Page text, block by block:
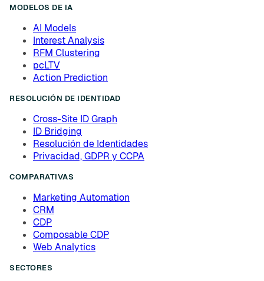
MODELOS DE IA
AI Models
Interest Analysis
RFM Clustering
pcLTV
Action Prediction
RESOLUCIÓN DE IDENTIDAD
Cross-Site ID Graph
ID Bridging
Resolución de Identidades
Privacidad, GDPR y CCPA
COMPARATIVAS
Marketing Automation
CRM
CDP
Composable CDP
Web Analytics
SECTORES